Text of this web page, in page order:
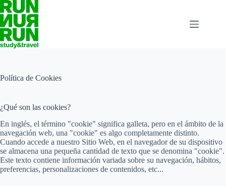
Saltar
al
contenido
Política de Cookies
¿Qué son las cookies?
En inglés, el término "cookie" significa galleta, pero en el ámbito de la
navegación web, una "cookie" es algo completamente distinto.
Cuando accede a nuestro Sitio Web, en el navegador de su dispositivo
se almacena una pequeña cantidad de texto que se denomina "cookie".
Este texto contiene información variada sobre su navegación, hábitos,
preferencias, personalizaciones de contenidos, etc...